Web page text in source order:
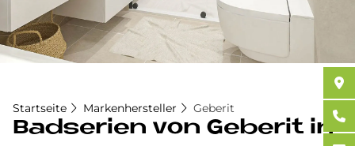
Startseite Markenhersteller Geberit
Bad­se­ri­en von Ge­be­rit in